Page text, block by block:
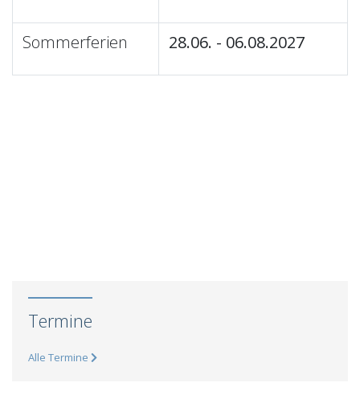
Sommerferien 28.06. - 06.08.2027
Termine
Alle Termine